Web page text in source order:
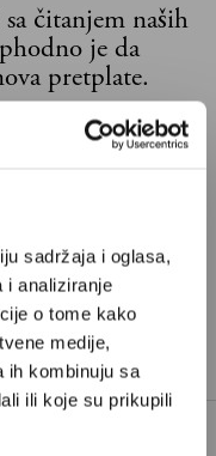
sadržaja i oglasa,
i analiziranje
o tome kako
medije,
ih kombinuju sa
ili koje su prikupili
čitanjem naših
je da
pretplate.
DEPRESIJA
ZIMSKI BLUZ